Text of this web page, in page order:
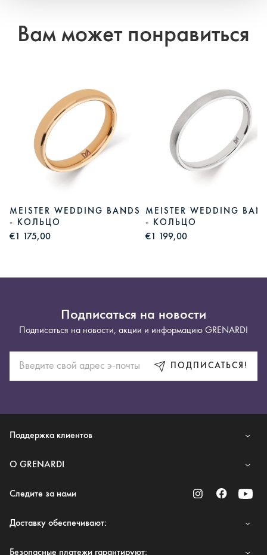
Вам может понравиться
MEISTER WEDDING BANDS
- КОЛЬЦО
€1 175,00
MEISTER WEDDING
- КОЛЬЦО
€1 199,00
Подписаться на новости
Подписаться на новости, акции и информацию GRENARDI
ПОДПИСАТЬСЯ!
Поддержка клиентов
O GRENARDI
Следите за нами
Доставку обеспечивают:
Безопасные платежи гарантируют: